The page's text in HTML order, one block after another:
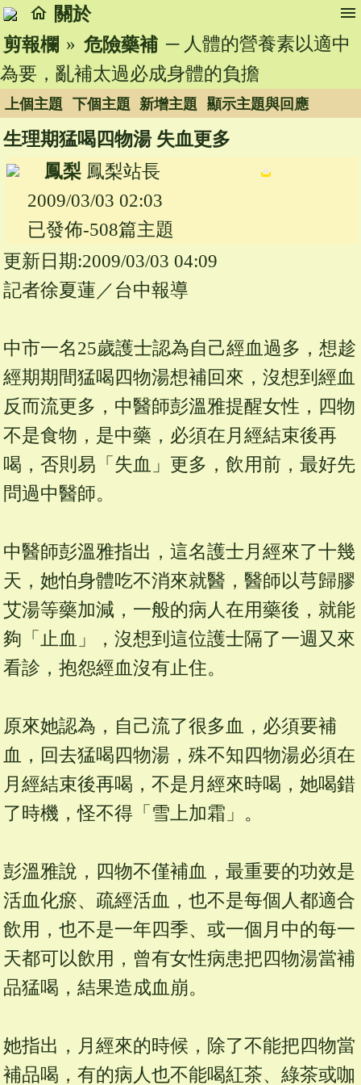
home 關於 menu
剪報欄 » 危險藥補 ─ 人體的營養素以適中
為要，亂補太過必成身體的負擔
上個主題 下個主題 新增主題 顯示主題與回應
生理期猛喝四物湯 失血更多
鳳梨 鳳梨站長
2009/03/03 02:03
已發佈-508篇主題
更新日期:2009/03/03 04:09
記者徐夏蓮／台中報導
中市一名25歲護士認為自己經血過多，想趁
經期期間猛喝四物湯想補回來，沒想到經血
反而流更多，中醫師彭溫雅提醒女性，四物
不是食物，是中藥，必須在月經結束後再
喝，否則易「失血」更多，飲用前，最好先
問過中醫師。
中醫師彭溫雅指出，這名護士月經來了十幾
天，她怕身體吃不消來就醫，醫師以芎歸膠
艾湯等藥加減，一般的病人在用藥後，就能
夠「止血」，沒想到這位護士隔了一週又來
看診，抱怨經血沒有止住。
原來她認為，自己流了很多血，必須要補
血，回去猛喝四物湯，殊不知四物湯必須在
月經結束後再喝，不是月經來時喝，她喝錯
了時機，怪不得「雪上加霜」。
彭溫雅說，四物不僅補血，最重要的功效是
活血化瘀、疏經活血，也不是每個人都適合
飲用，也不是一年四季、或一個月中的每一
天都可以飲用，曾有女性病患把四物湯當補
品猛喝，結果造成血崩。
她指出，月經來的時候，除了不能把四物當
補品喝，有的病人也不能喝紅茶、綠茶或咖